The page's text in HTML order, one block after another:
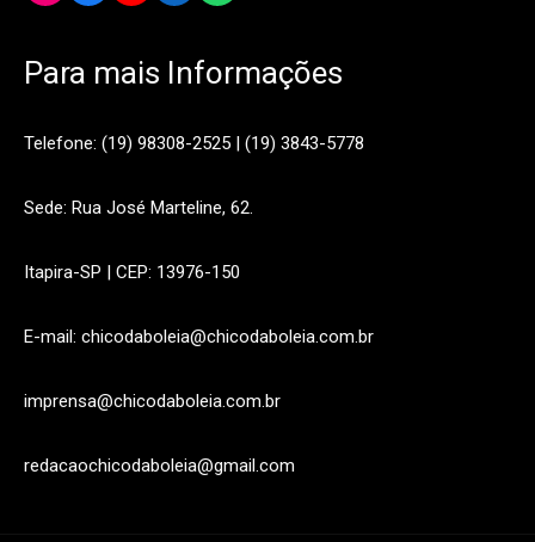
Para mais Informações
Telefone: (19) 98308-2525 | (19) 3843-5778
Sede: Rua José Marteline, 62.
Itapira-SP | CEP: 13976-150
E-mail: chicodaboleia@chicodaboleia.com.br
imprensa@chicodaboleia.com.br
redacaochicodaboleia@gmail.com